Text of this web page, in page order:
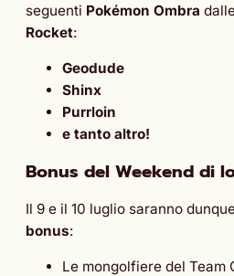
seguenti Pokémon Ombra
Rocket:
Geodude
Shinx
Purrloin
e tanto altro!
Bonus del Weekend di
Il 9 e il 10 luglio saranno
bonus:
Le mongolfiere del Team